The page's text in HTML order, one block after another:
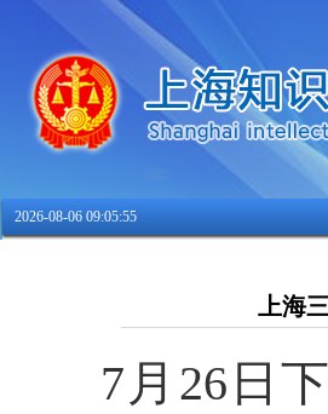
2026-08-06 09:05:56
上海
7月26日